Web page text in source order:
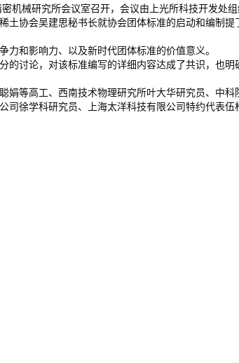
机械研究所会议室召开，会议由上光所科技开发处
协会吴建思秘书长就协会团体标准的启动和编制
和影响力、以及新时代团体标准的价值意义。
论，对该标准编写的详细内容达成了共识，也明
等高工、西南技术物理研究所叶大华研究员、中科
徐学科研究员、上海太洋科技有限公司特约代表